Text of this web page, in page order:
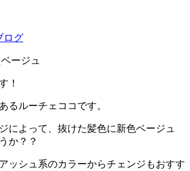
ログ
ージュ
！
るルーチェココです。
によって、抜けた髪色に新色ベージュ
か？？
ッシュ系のカラーからチェンジもおすす